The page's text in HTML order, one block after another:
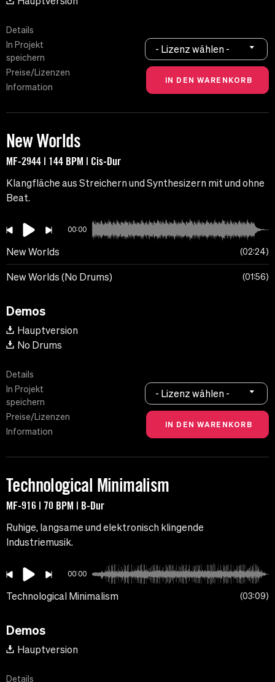
Details
In Projekt
speichern
Preise/Lizenzen
Information
- Lizenz wählen -
New Worlds
MF-2944 | 144 BPM | Cis-Dur
Klangfläche aus Streichern und Synthesizern mit und ohne
Beat.
00:00
New Worlds 02:24
New Worlds (No Drums) 01:56
Demos
Hauptversion
No Drums
Details
In Projekt
speichern
Preise/Lizenzen
Information
- Lizenz wählen -
Technological Minimalism
MF-916 | 70 BPM | B-Dur
Ruhige, langsame und elektronisch klingende
Industriemusik.
00:00
Technological Minimalism 03:09
Demos
Hauptversion
Details